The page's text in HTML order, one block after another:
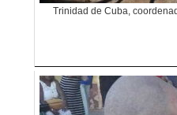
Trinidad de Cuba,